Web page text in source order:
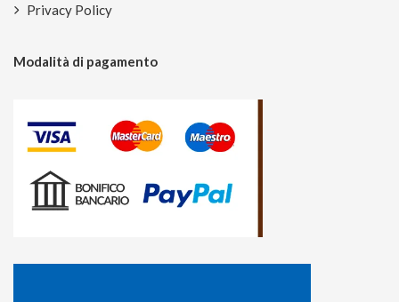
Privacy Policy
Modalità di pagamento